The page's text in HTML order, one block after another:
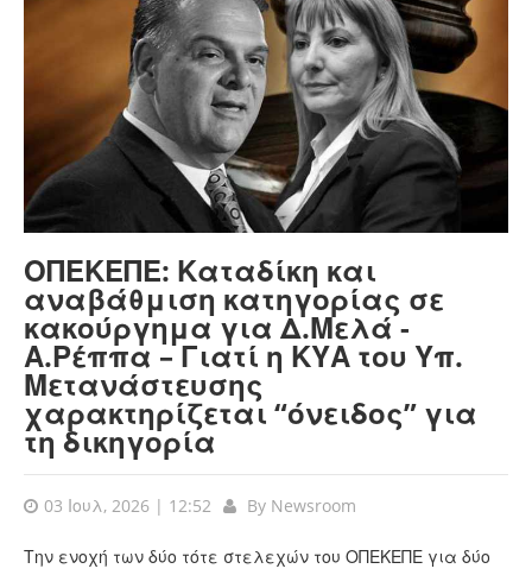
ΟΠΕΚΕΠΕ: Καταδίκη και
αναβάθμιση κατηγορίας σε
κακούργημα για Δ.Μελά -
Α.Ρέππα – Γιατί η ΚΥΑ του Υπ.
Μετανάστευσης
χαρακτηρίζεται “όνειδος” για
τη δικηγορία
03 Ιουλ, 2026 | 12:52 By Newsroom
Την ενοχή των δύο τότε στελεχών του ΟΠΕΚΕΠΕ για δύο